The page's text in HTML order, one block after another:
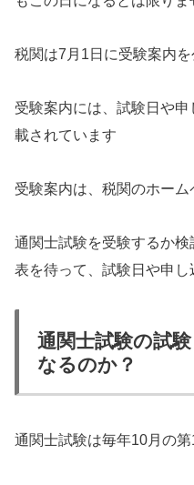
税関は7月1日に受験案内
受験案内には、試験日や
載されています
受験案内は、税関のホー
通関士試験を受験するか
表を待って、試験日や申
通関士試験の試
なるのか？
通関士試験は毎年10月の